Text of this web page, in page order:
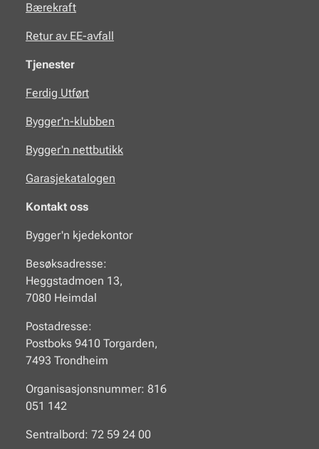
Bærekraft
Retur av EE-avfall
Tjenester
Ferdig Utført
Bygger'n-klubben
Bygger'n nettbutikk
Garasjekatalogen
Kontakt oss
Bygger'n kjedekontor
Besøksadresse:
Heggstadmoen 13,
7080 Heimdal
Postadresse:
Postboks 9410 Torgarden,
7493 Trondheim
Organisasjonsnummer: 816
051 142
Sentralbord: 72 59 24 00